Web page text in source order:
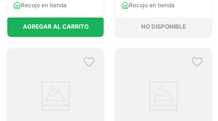
Recojo en tienda
AGREGAR AL CARRITO
Recojo en tienda
NO DISPONIBLE